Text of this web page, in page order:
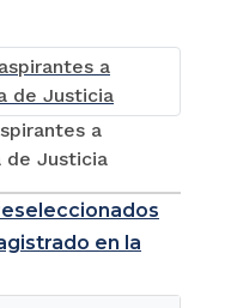
a
de Justicia
en la